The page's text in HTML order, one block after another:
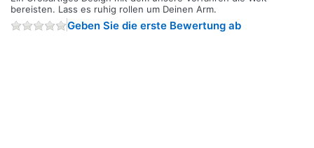
bereisten. Lass es ruhig rollen um Deinen Arm.
Geben Sie die erste Bewertung ab